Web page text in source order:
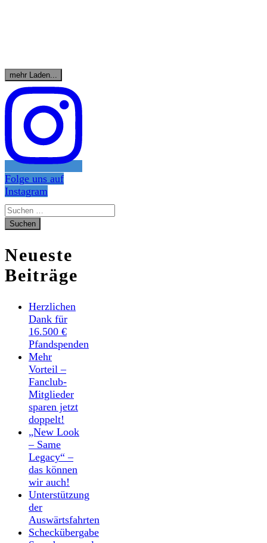
mehr Laden...
Folge uns auf
Instagram
Suchen
nach:
Neueste
Beiträge
Herzlichen
Dank für
16.500 €
Pfandspenden
Mehr
Vorteil –
Fanclub-
Mitglieder
sparen jetzt
doppelt!
„New Look
– Same
Legacy“ –
das können
wir auch!
Unterstützung
der
Auswärtsfahrten
Scheckübergabe